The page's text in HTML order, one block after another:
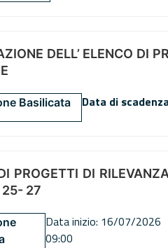
DELL’ ELENCO DI
Basilicata Data di scadenza
PROGETTI DI
25- 27
Data inizio: 16/07/2026
09:00